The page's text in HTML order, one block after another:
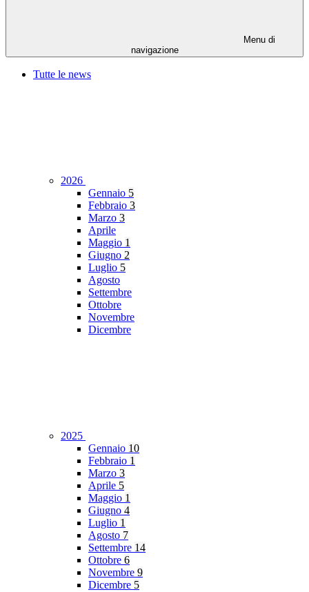
Menu di
navigazione
Tutte le news
2026
Gennaio 5
Febbraio 3
Marzo 3
Aprile
Maggio 1
Giugno 2
Luglio 5
Agosto
Settembre
Ottobre
Novembre
Dicembre
2025
Gennaio 10
Febbraio 1
Marzo 3
Aprile 5
Maggio 1
Giugno 4
Luglio 1
Agosto 7
Settembre 14
Ottobre 6
Novembre 9
Dicembre 5